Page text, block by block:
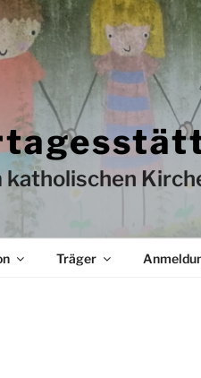
katholischen
Träger